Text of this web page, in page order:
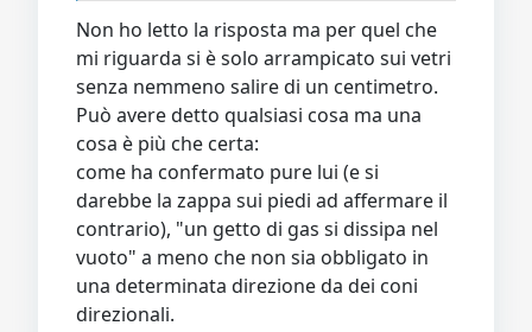
Non ho letto la risposta ma per quel che
mi riguarda si è solo arrampicato sui vetri
senza nemmeno salire di un centimetro.
Può avere detto qualsiasi cosa ma una
cosa è più che certa:
come ha confermato pure lui (e si
darebbe la zappa sui piedi ad affermare il
contrario), "un getto di gas si dissipa nel
vuoto" a meno che non sia obbligato in
una determinata direzione da dei coni
direzionali.